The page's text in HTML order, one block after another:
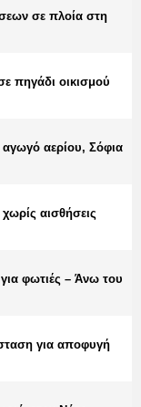
σε πλοία στη
πηγάδι οικισμού
αερίου, Σόφια
αισθήσεις
φωτιές – Άνω του
για αποφυγή